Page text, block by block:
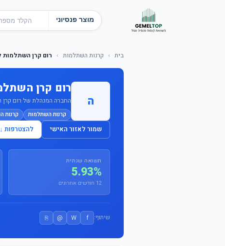
מוצר פנסיוני
בית › קרנות השתלמות › רום קרן השתלמות
ה
רום קרן
החברה המנהלת של רום קרן
קרנות השתלמות קרנות
שמור לאזור האישי להצטרפות ↓
תשואה שנתית
5.93%
12 חודשים אחרונים
שיתוף: f
W
@
⎘